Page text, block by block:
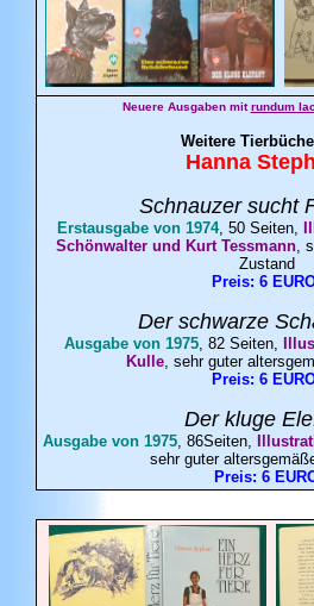
Neuere Ausgaben mitrundum
Weitere
Hanna
Schnauzer sucht
Erstausgabe von 1974, 50 Seiten,
Schönwalter und Kurt Tessmann,
Zustand
Preis: 6
Der schwarze
Ausgabe von 1975, 82 Seiten,
Kulle, sehr guter
Preis: 6
Der kluge
Ausgabe von 1975, 86Seiten,
sehr guter
Preis: 6